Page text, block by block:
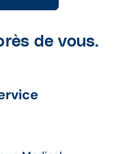
de vous.